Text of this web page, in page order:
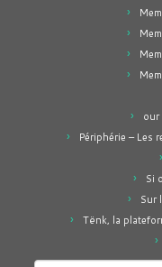
Périphérie – Les
Si
Sur
Tënk, la